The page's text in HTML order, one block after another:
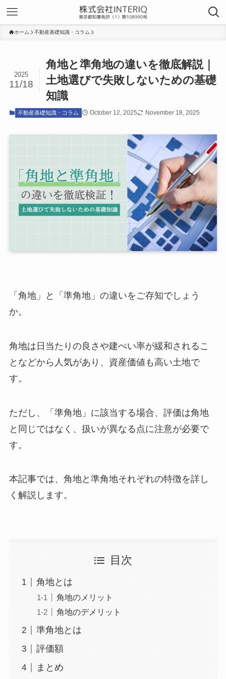
ホーム 不動産基礎知識・コラム
角地と準角地の違いを徹底解説｜
土地選びで失敗しないための基礎
知識
2025
11/18
不動産基礎知識・コラム October 12, 2025 November 18, 2025
「角地」と「準角地」の違いをご存知でしょう
か。
角地は日当たりの良さや建ぺい率が緩和されるこ
となどから人気があり、資産価値も高い土地で
す。
ただし、「準角地」に該当する場合、評価は角地
と同じではなく、扱いが異なる点に注意が必要で
す。
本記事では、角地と準角地それぞれの特徴を詳し
く解説します。
目次
角地とは
角地のメリット
角地のデメリット
準角地とは
評価額
まとめ